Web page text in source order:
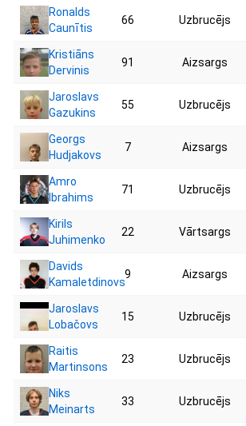
Ronalds
Caunītis
66 Uzbrucējs
Kristiāns
Dervinis
91 Aizsargs
Jaroslavs
Gazukins
55 Uzbrucējs
Georgs
Hudjakovs
7 Aizsargs
Amro
Ibrahims
71 Uzbrucējs
Kirils
Juhimenko
22 Vārtsargs
Davids
Kamaletdinovs
9 Aizsargs
Jaroslavs
Lobačovs
15 Uzbrucējs
Raitis
Martinsons
23 Uzbrucējs
Niks
Meinarts
33 Uzbrucējs